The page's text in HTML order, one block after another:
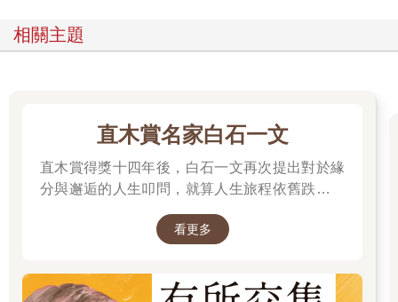
相關主題
直木賞名家白石一文
直木賞得獎十四年後，白石一文再次提出對於緣
分與邂逅的人生叩問，就算人生旅程依舊跌宕忐
看更多